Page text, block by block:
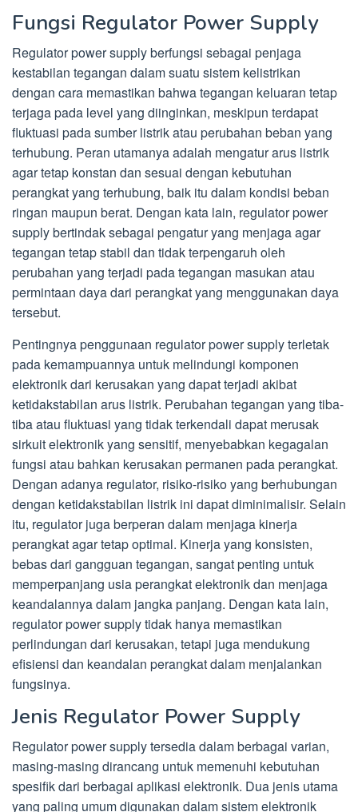
Fungsi Regulator Power Supply
Regulator power supply berfungsi sebagai penjaga
kestabilan tegangan dalam suatu sistem kelistrikan
dengan cara memastikan bahwa tegangan keluaran tetap
terjaga pada level yang diinginkan, meskipun terdapat
fluktuasi pada sumber listrik atau perubahan beban yang
terhubung. Peran utamanya adalah mengatur arus listrik
agar tetap konstan dan sesuai dengan kebutuhan
perangkat yang terhubung, baik itu dalam kondisi beban
ringan maupun berat. Dengan kata lain, regulator power
supply bertindak sebagai pengatur yang menjaga agar
tegangan tetap stabil dan tidak terpengaruh oleh
perubahan yang terjadi pada tegangan masukan atau
permintaan daya dari perangkat yang menggunakan daya
tersebut.
Pentingnya penggunaan regulator power supply terletak
pada kemampuannya untuk melindungi komponen
elektronik dari kerusakan yang dapat terjadi akibat
ketidakstabilan arus listrik. Perubahan tegangan yang tiba-
tiba atau fluktuasi yang tidak terkendali dapat merusak
sirkuit elektronik yang sensitif, menyebabkan kegagalan
fungsi atau bahkan kerusakan permanen pada perangkat.
Dengan adanya regulator, risiko-risiko yang berhubungan
dengan ketidakstabilan listrik ini dapat diminimalisir. Selain
itu, regulator juga berperan dalam menjaga kinerja
perangkat agar tetap optimal. Kinerja yang konsisten,
bebas dari gangguan tegangan, sangat penting untuk
memperpanjang usia perangkat elektronik dan menjaga
keandalannya dalam jangka panjang. Dengan kata lain,
regulator power supply tidak hanya memastikan
perlindungan dari kerusakan, tetapi juga mendukung
efisiensi dan keandalan perangkat dalam menjalankan
fungsinya.
Jenis Regulator Power Supply
Regulator power supply tersedia dalam berbagai varian,
masing-masing dirancang untuk memenuhi kebutuhan
spesifik dari berbagai aplikasi elektronik. Dua jenis utama
yang paling umum digunakan dalam sistem elektronik